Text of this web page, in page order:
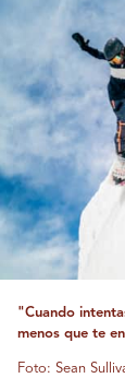
"Cuando
menos que te
Foto: Sean